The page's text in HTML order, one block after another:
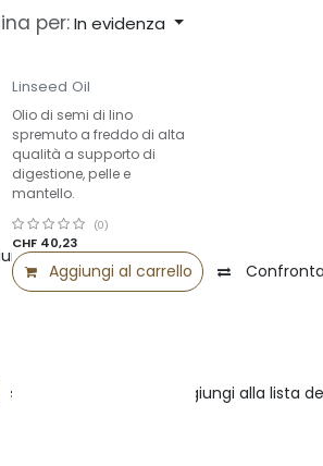
per:In evidenza
alla lista dei desideri
Aggiungi alla lista
Linseed Oil
Olio di semi di lino
spremuto a freddo di alta
qualità a supporto di
digestione, pelle e
mantello.
(0)
CHF 40,23
Aggiungi al carrello